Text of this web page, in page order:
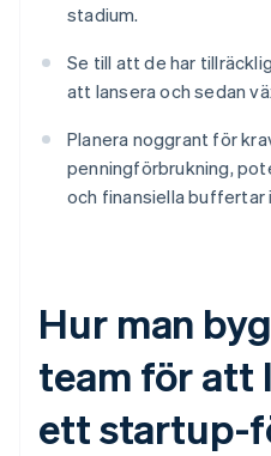
stadium.
Se till att de har
att lansera och sedan
Planera noggrant för
penningförbrukning,
och finansiella buffertar
Hur man
team för att
ett startup-